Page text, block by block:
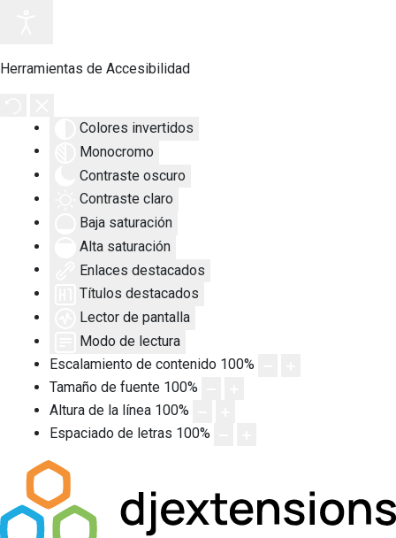
Herramientas de Accesibilidad
Colores invertidos
Monocromo
Contraste oscuro
Contraste claro
Baja saturación
Alta saturación
Enlaces destacados
Títulos destacados
Lector de pantalla
Modo de lectura
Escalamiento de contenido 100%
Tamaño de fuente 100%
Altura de la línea 100%
Espaciado de letras 100%